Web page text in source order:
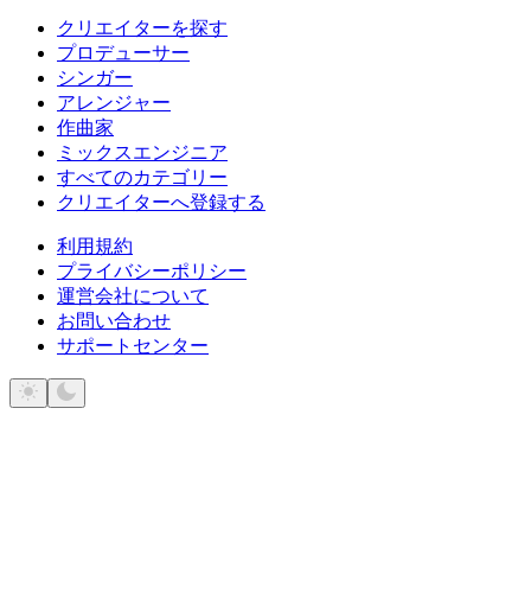
クリエイターを探す
プロデューサー
シンガー
アレンジャー
作曲家
ミックスエンジニア
すべてのカテゴリー
クリエイターへ登録する
利用規約
プライバシーポリシー
運営会社について
お問い合わせ
サポートセンター